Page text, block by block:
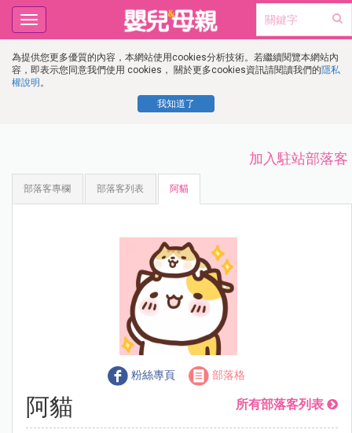
為提供您更多優質的內容，本網站使用cookies分析技術。若繼續閱覽本網站內
容，即表示您同意我們使用 cookies， 關於更多cookies資訊請閱讀我們的隱私
權說明 。
我知道了
Toggle
navigation
加入駐站部落客
部落客專欄 部落客列表 阿貓
粉絲專頁 部落格
阿貓 所有部落客列表